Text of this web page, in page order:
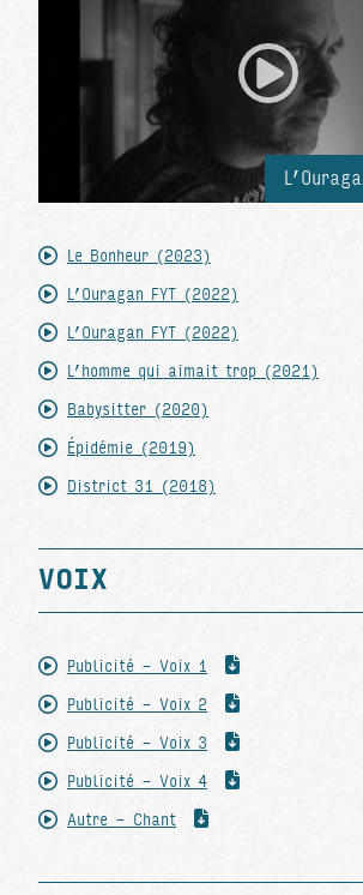
Le Bonheur (2023)
L’Ouragan FYT (2022)
L’Ouragan FYT (2022)
L’homme qui aimait trop (2021)
Babysitter (2020)
Épidémie (2019)
District 31 (2018)
VOIX
Publicité - Voix 1
Publicité - Voix 2
Publicité - Voix 3
Publicité - Voix 4
Autre - Chant